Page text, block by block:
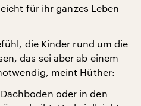
für ihr ganzes Leben
die Kinder rund um die
das sei aber ab einem
meint Hüther:
oder in den